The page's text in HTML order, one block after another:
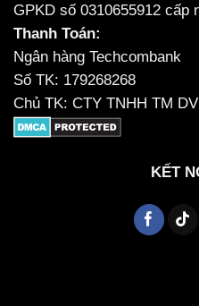
GPKD số 0310655912 cấp
Thanh Toán:
Ngân hàng Techcombank
Số TK: 179268268
Chủ TK: CTY TNHH TM
KẾT